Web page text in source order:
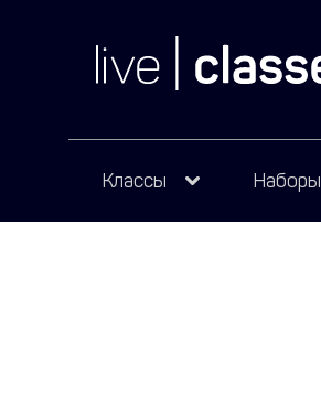
Классы Наборы